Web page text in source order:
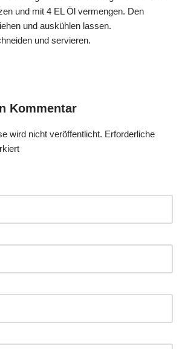
und mit 4 EL Öl vermengen. Den
und auskühlen lassen.
und servieren.
Kommentar
wird nicht veröffentlicht. Erforderliche